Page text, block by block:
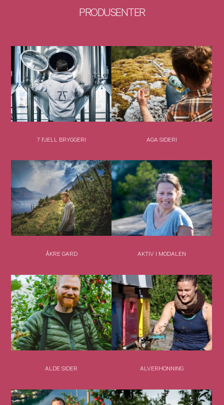
PRODUSENTER
7 FJELL BRYGGERI AGA SIDERI
ÅKRE GARD AKTIV I MODALEN
ALDE SIDER ALVERHONNING